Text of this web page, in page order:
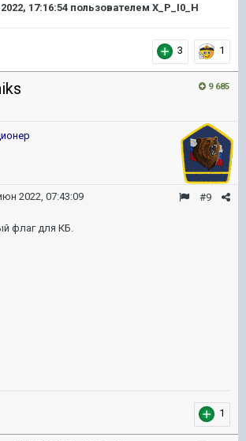
17:16:54 пользователем X_P_I0_H
3 1
9 685
#9
2022, 07:43:09
флаг для КБ.
1